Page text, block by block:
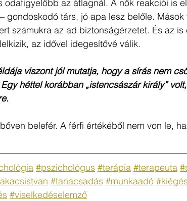
odafigyelőbb az átlagnál. A nők reakciói is
gondoskodó társ, jó apa lesz belőle.
számukra az ad biztonságérzetet. És az
az idővel idegesítővé válik.
viszont jól mutatja, hogy a sírás nem
héttel korábban „istencsászár király”
belefér. A férfi értékéből nem von le,
#pszichológus #terápia #terapeuta
#tanácsadás #munkaadó
#viselkedéselemző